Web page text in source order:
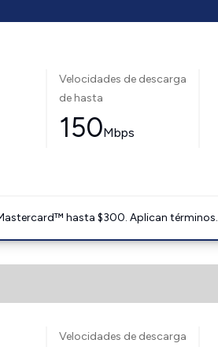
Velocidades de descarga
de hasta
150Mbps
hasta $300. Aplican términos.
Velocidades de descarga